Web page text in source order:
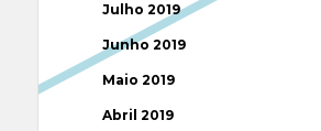
Julho 2019
Junho 2019
Maio 2019
Abril 2019